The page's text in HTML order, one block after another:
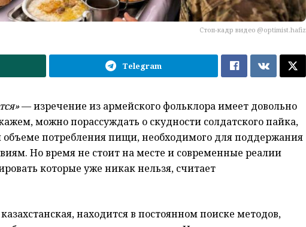
Cтоп-кадр видео @optimist.hafiz
Telegram
— изречение из армейского фольклора имеет довольно
можно порассуждать о скудности солдатского пайка,
объеме потребления пищи, необходимого для поддержания
Но время не стоит на месте и современные реалии
которые уже никак нельзя, считает
находится в постоянном поиске методов,